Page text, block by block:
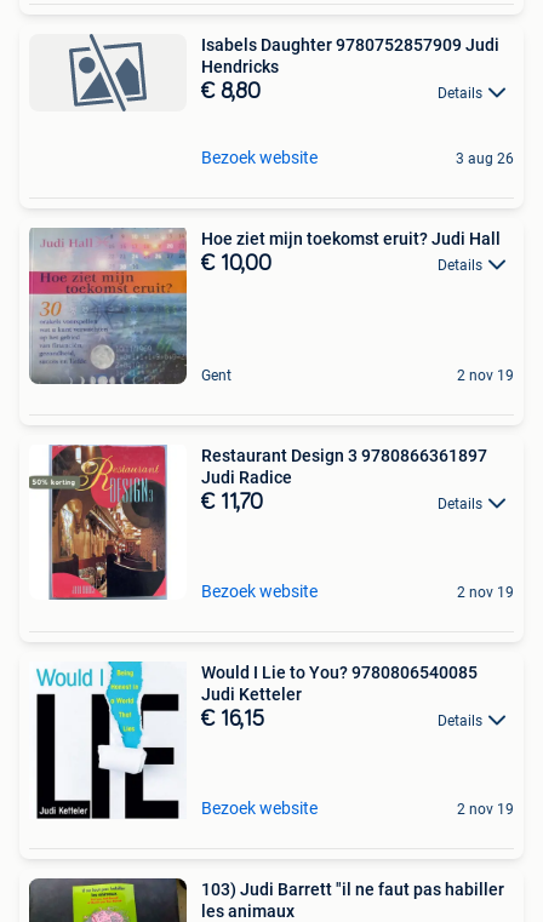
Isabels Daughter 9780752857909 Judi
Hendricks
€ 8,80 Details
Bezoek website 3 aug 26
Hoe ziet mijn toekomst eruit? Judi Hall
€ 10,00 Details
Gent 2 nov 19
Restaurant Design 3 9780866361897
Judi Radice
€ 11,70 Details
Bezoek website 2 nov 19
Would I Lie to You? 9780806540085
Judi Ketteler
€ 16,15 Details
Bezoek website 2 nov 19
103) Judi Barrett "il ne faut pas habiller
les animaux